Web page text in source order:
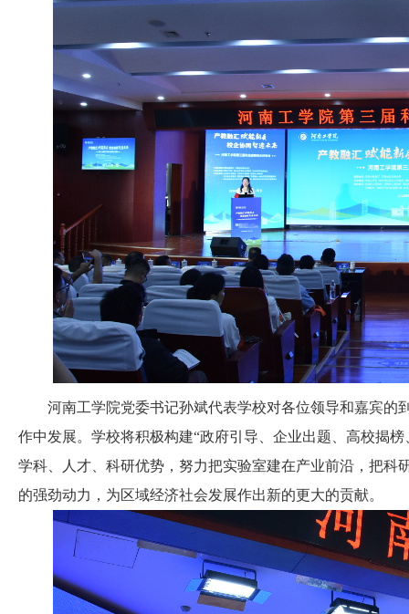
河南工学院党委书记孙斌代表学校对各位领导和嘉宾的
作中发展。学校将积极构建“政府引导、企业出题、高校揭
学科、人才、科研优势，努力把实验室建在产业前沿，把
的强劲动力，为区域经济社会发展作出新的更大的贡献。